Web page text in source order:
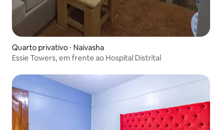
Quarto privativo ⋅ Naivasha
Essie Towers, em frente ao Hospital Distrital